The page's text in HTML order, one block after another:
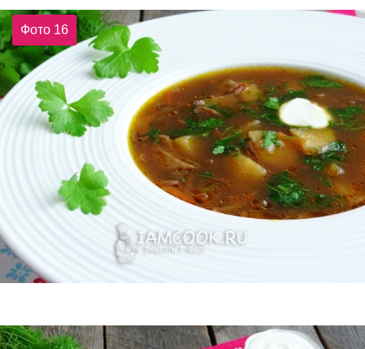
Фото 16